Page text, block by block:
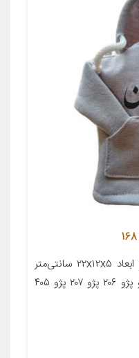
معرفی محصول جزئیات محصول ابعاد ۲۲x۱۲x۵ سانتی‌متر
جنس ویسکوز مناسب برای خودرو پژو ۲۰۶ پژو ۲۰۷ پژو ۴۰۵